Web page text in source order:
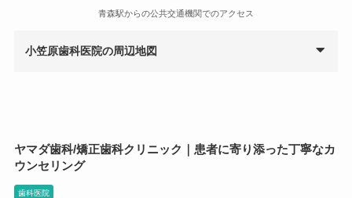
青森駅からの公共交通機関でのアクセス
小笠原歯科医院の周辺地図
ヤマダ歯科/矯正歯科クリニック｜患者に寄り添った丁寧なカ
ウンセリング
歯科医院